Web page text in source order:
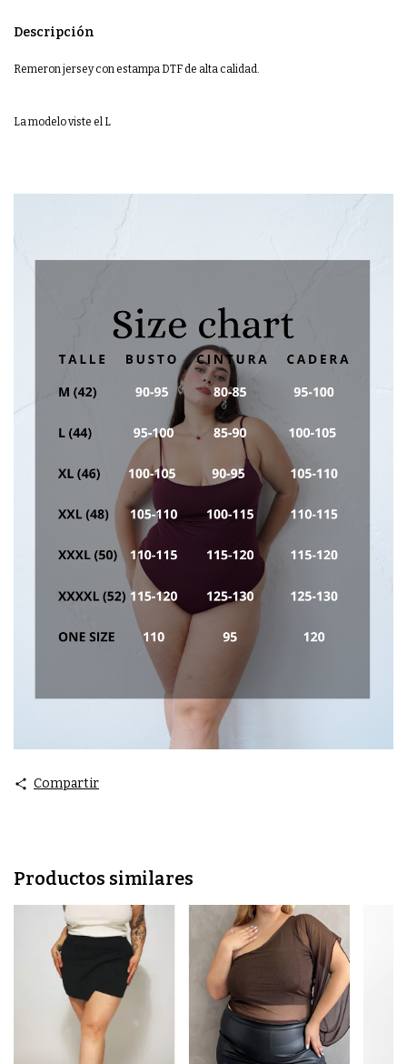
Descripción
Remeron jersey con estampa DTF de alta calidad.
La modelo viste el L
Compartir
Productos similares